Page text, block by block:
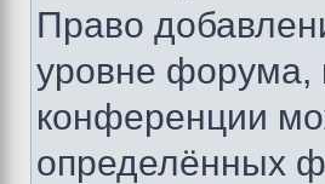
Право
уровне форума,
конференции
определённых